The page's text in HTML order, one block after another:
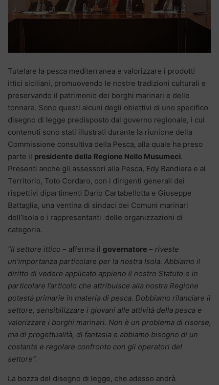
Tutelare la pesca mediterranea e valorizzare i prodotti
ittici siciliani, promuovendo le nostre tradizioni culturali e
preservando il patrimonio dei borghi marinari e delle
tonnare. Sono questi alcuni degli obiettivi di uno specifico
disegno di legge predisposto dal governo regionale, i cui
contenuti sono stati illustrati durante la riunione della
Commissione consultiva della Pesca, alla quale ha preso
parte il presidente della Regione Nello Musumeci.
Presenti anche gli assessori alla Pesca, Edy Bandiera e al
Territorio, Toto Cordaro, con i dirigenti generali dei
rispettivi dipartimenti Dario Cartabellotta e Giuseppe
Battaglia, una ventina di sindaci dei Comuni marinari
dell’Isola e i rappresentanti delle organizzazioni di
categoria.
“Il settore ittico – afferma il governatore – riveste
un’importanza particolare per la nostra Isola. Abbiamo il
diritto di vedere applicato appieno il nostro Statuto e in
particolare l’articolo che attribuisce alla nostra Regione
potestà primarie in materia di pesca. Dobbiamo rilanciare il
settore, sensibilizzare i giovani alle attività della pesca e
valorizzare i borghi marinari. Non è un problema di risorse,
ma di progettualità, di fantasia e abbiamo bisogno di un
costante e regolare confronto con gli operatori del
settore”.
La bozza del disegno di legge, che adesso andrà